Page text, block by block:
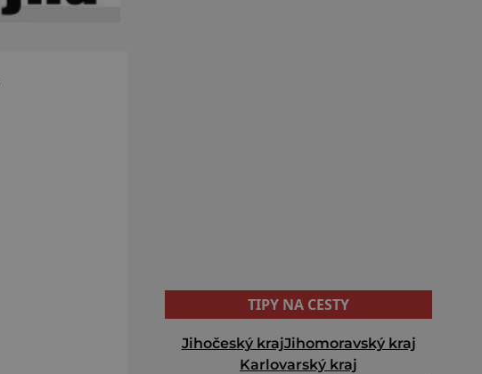
TIPY NA CESTY
Jihočeský krajJihomoravský kraj
Karlovarský kraj